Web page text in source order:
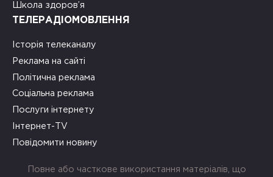
Школа здоров’я
ТЕЛЕРАДІОМОВЛЕННЯ
Історія телеканалу
Реклама на сайті
Політична реклама
Соціальна реклама
Послуги інтернету
Інтернет-TV
Повідомити новину
Повне або часткове використання матеріалів, що